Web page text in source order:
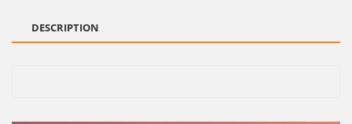
DESCRIPTION